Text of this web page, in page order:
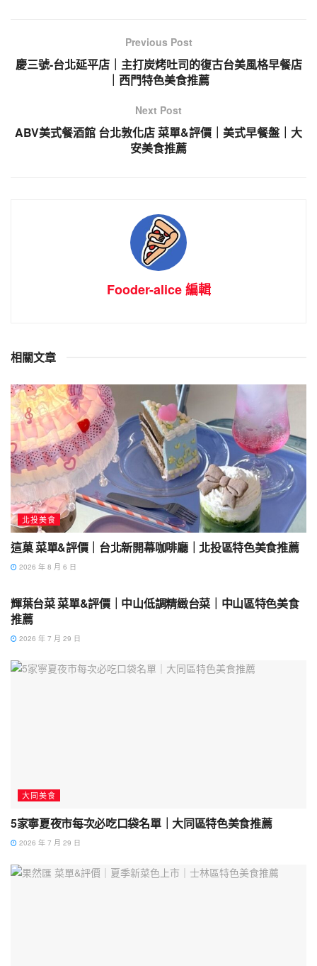
Previous Post
慶三號-台北延平店｜主打炭烤吐司的復古台美風格早餐店
｜西門特色美食推薦
Next Post
ABV美式餐酒館 台北敦化店 菜單&評價｜美式早餐盤｜大
安美食推薦
Fooder-alice 編輯
相關文章
北投美食
這菓 菜單&評價｜台北新開幕咖啡廳｜北投區特色美食推薦
2026 年 8 月 6 日
輝葉台菜 菜單&評價｜中山低調精緻台菜｜中山區特色美食
推薦
2026 年 7 月 29 日
大同美食
5家寧夏夜市每次必吃口袋名單｜大同區特色美食推薦
2026 年 7 月 29 日